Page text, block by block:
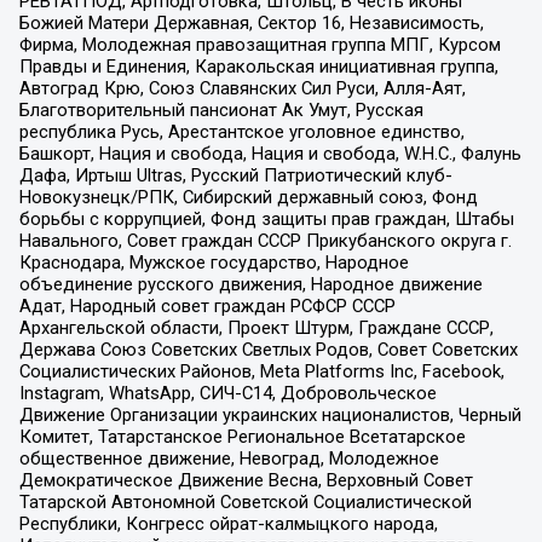
Божией Матери Державная, Сектор 16, Независимость,
Фирма, Молодежная правозащитная группа МПГ, Курсом
Правды и Единения, Каракольская инициативная группа,
Автоград Крю, Союз Славянских Сил Руси, Алля-Аят,
Благотворительный пансионат Ак Умут, Русская
республика Русь, Арестантское уголовное единство,
Башкорт, Нация и свобода, Нация и свобода, W.H.С., Фалунь
Дафа, Иртыш Ultras, Русский Патриотический клуб-
Новокузнецк/РПК, Сибирский державный союз, Фонд
борьбы с коррупцией, Фонд защиты прав граждан, Штабы
Навального, Совет граждан СССР Прикубанского округа г.
Краснодара, Мужское государство, Народное
объединение русского движения, Народное движение
Адат, Народный совет граждан РСФСР СССР
Архангельской области, Проект Штурм, Граждане СССР,
Держава Союз Советских Светлых Родов, Совет Советских
Социалистических Районов, Meta Platforms Inc, Facebook,
Instagram, WhatsApp, СИЧ-С14, Добровольческое
Движение Организации украинских националистов, Черный
Комитет, Татарстанское Региональное Всетатарское
общественное движение, Невоград, Молодежное
Демократическое Движение Весна, Верховный Совет
Татарской Автономной Советской Социалистической
Республики, Конгресс ойрат-калмыцкого народа,